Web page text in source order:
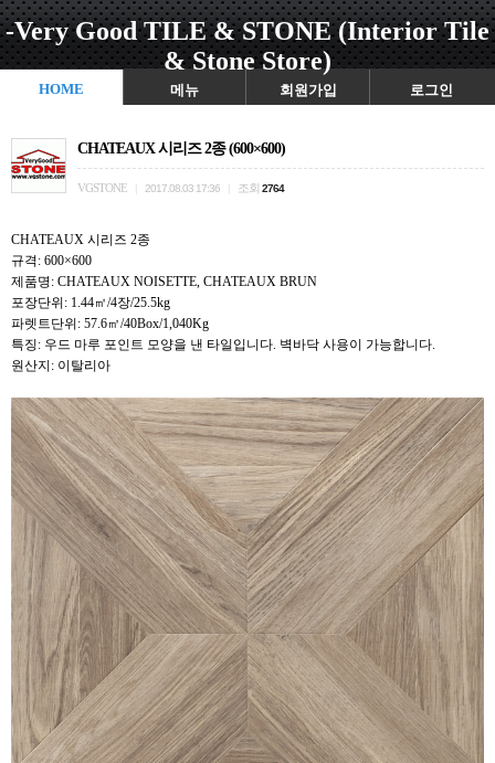
-Very Good TILE & STONE (Interior Tile
& Stone Store)
HOME 메뉴 회원가입 로그인
CHATEAUX 시리즈 2종 (600×600)
VGSTONE 2017.08.03 17:36 조회 2764
CHATEAUX 시리즈 2종
규격: 600×600
제품명: CHATEAUX NOISETTE, CHATEAUX BRUN
포장단위: 1.44㎡/4장/25.5kg
파렛트단위: 57.6㎡/40Box/1,040Kg
특징: 우드 마루 포인트 모양을 낸 타일입니다. 벽바닥 사용이 가능합니다.
원산지: 이탈리아